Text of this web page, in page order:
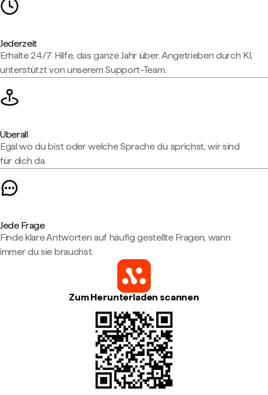
Jederzeit
Erhalte 24/7 Hilfe, das ganze Jahr über. Angetrieben durch KI,
unterstützt von unserem Support-Team.
Überall
Egal wo du bist oder welche Sprache du sprichst, wir sind
für dich da.
Jede Frage
Finde klare Antworten auf häufig gestellte Fragen, wann
immer du sie brauchst.
Zum Herunterladen scannen